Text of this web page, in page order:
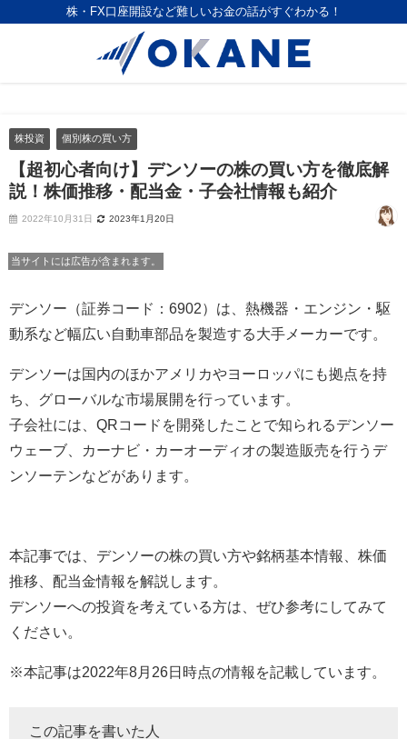
株・FX口座開設など難しいお金の話がすぐわかる！
株投資 個別株の買い方
【超初心者向け】デンソーの株の買い方を徹底解
説！株価推移・配当金・子会社情報も紹介
2022年10月31日 2023年1月20日
当サイトには広告が含まれます。
デンソー（証券コード：6902）は、熱機器・エンジン・駆
動系など幅広い自動車部品を製造する大手メーカーです。
デンソーは国内のほかアメリカやヨーロッパにも拠点を持
ち、グローバルな市場展開を行っています。
子会社には、QRコードを開発したことで知られるデンソー
ウェーブ、カーナビ・カーオーディオの製造販売を行うデ
ンソーテンなどがあります。
本記事では、デンソーの株の買い方や銘柄基本情報、株価
推移、配当金情報を解説します。
デンソーへの投資を考えている方は、ぜひ参考にしてみて
ください。
※本記事は2022年8月26日時点の情報を記載しています。
この記事を書いた人